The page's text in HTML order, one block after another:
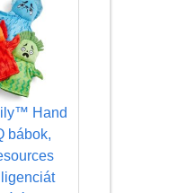
Hand
bábok,
játékok
játékok
játékok
játékok